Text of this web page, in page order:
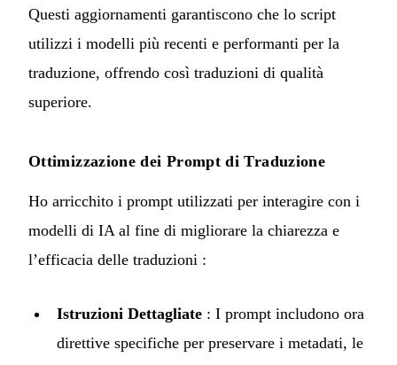
Questi aggiornamenti garantiscono che lo script
utilizzi i modelli più recenti e performanti per la
traduzione, offrendo così traduzioni di qualità
superiore.
Ottimizzazione dei Prompt di Traduzione
Ho arricchito i prompt utilizzati per interagire con i
modelli di IA al fine di migliorare la chiarezza e
l’efficacia delle traduzioni :
Istruzioni Dettagliate : I prompt includono ora
direttive specifiche per preservare i metadati, le